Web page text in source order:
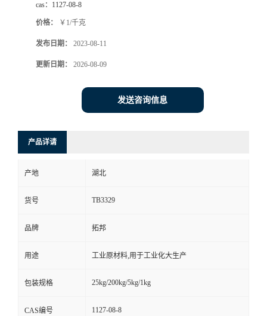
cas： 1127-08-8
价格： ￥1/千克
发布日期： 2023-08-11
更新日期： 2026-08-09
发送咨询信息
产品详请
产地 湖北
货号 TB3329
品牌 拓邦
用途 工业原材料,用于工业化大生产
包装规格 25kg/200kg/5kg/1kg
CAS编号 1127-08-8